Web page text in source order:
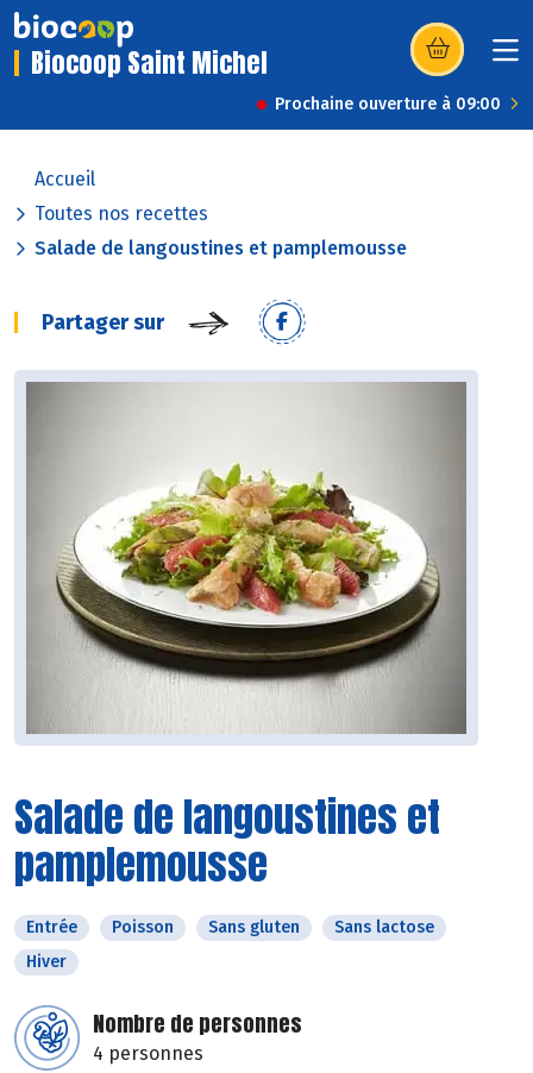
Biocoop Saint Michel (s’ouvre dans
Prochaine ouverture à 09:00
Accueil
Toutes nos recettes
Salade de langoustines et pamplemousse
Partager sur
Salade de langoustines et
pamplemousse
Entrée Poisson Sans gluten
Sans lactose
Hiver
Nombre de personnes
4 personnes